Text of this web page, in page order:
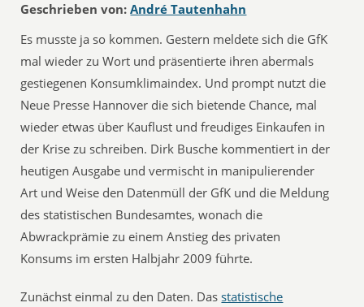
Geschrieben von: André Tautenhahn
Es musste ja so kommen. Gestern meldete sich die GfK
mal wieder zu Wort und präsentierte ihren abermals
gestiegenen Konsumklimaindex. Und prompt nutzt die
Neue Presse Hannover die sich bietende Chance, mal
wieder etwas über Kauflust und freudiges Einkaufen in
der Krise zu schreiben. Dirk Busche kommentiert in der
heutigen Ausgabe und vermischt in manipulierender
Art und Weise den Datenmüll der GfK und die Meldung
des statistischen Bundesamtes, wonach die
Abwrackprämie zu einem Anstieg des privaten
Konsums im ersten Halbjahr 2009 führte.
Zunächst einmal zu den Daten. Dasstatistische